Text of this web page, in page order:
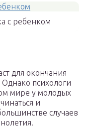
с ребенком
для окончания
Однако психологи
мире у молодых
и
случаев